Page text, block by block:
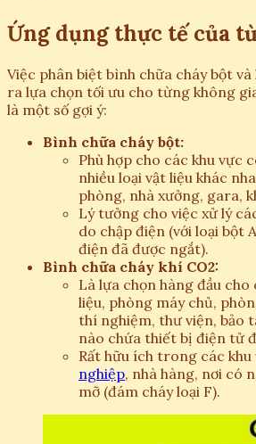
Ứng dụng thực tế của
Việc phân biệt bình chữa cháy bột và
ra lựa chọn tối ưu cho từng không
là một số gợi ý:
Bình chữa cháy bột:
Phù hợp cho các khu vực
nhiều loại vật liệu khác
phòng, nhà xưởng, gara,
Lý tưởng cho việc xử lý
do chập điện (với loại bột
điện đã được ngắt).
Bình chữa cháy khí CO2:
Là lựa chọn hàng đầu
liệu, phòng máy chủ,
thí nghiệm, thư viện, bảo
nào chứa thiết bị điện tử
Rất hữu ích trong các khu
nghiệp, nhà hàng, nơi có
mỡ (đám cháy loại F).